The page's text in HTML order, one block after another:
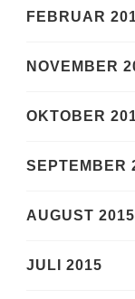
FEBRUAR
NOVEMBER
OKTOBER
SEPTEMBER
AUGUST 2015
JULI 2015